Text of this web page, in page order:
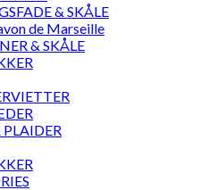
& SKÅLE
de Marseille
& SKÅLE